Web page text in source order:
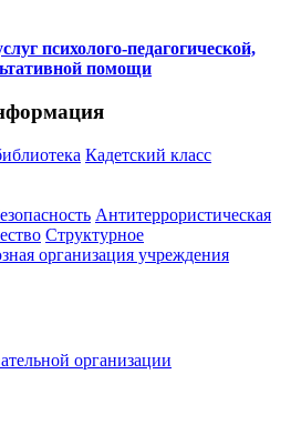
психолого-педагогической,
помощи
Кадетский класс
Антитеррористическая
Структурное
организация учреждения